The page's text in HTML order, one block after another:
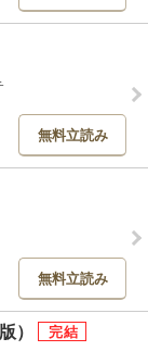
無料立読み
無料立読み
）